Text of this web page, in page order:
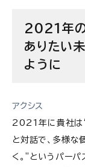
2021年の
ありたい
ように
アクシス
2021年に貴社は“
と対話で、多様な
く。”というパー